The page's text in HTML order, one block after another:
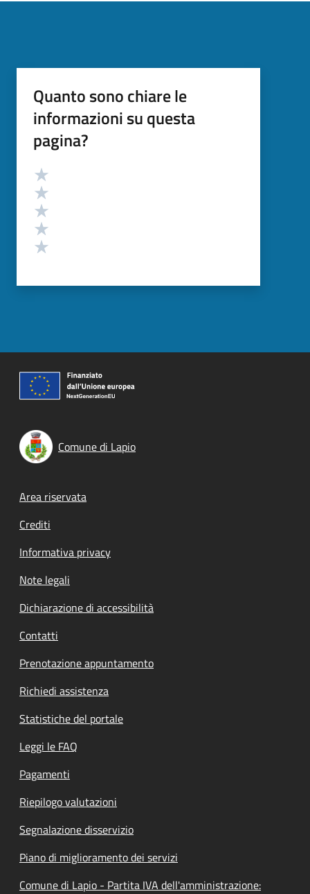
Quanto sono chiare le
informazioni su questa
pagina?
Valutazione
Comune di Lapio
Footer menu
Area riservata
Crediti
Informativa privacy
Note legali
Dichiarazione di accessibilità
Contatti
Prenotazione appuntamento
Richiedi assistenza
Statistiche del portale
Leggi le FAQ
Pagamenti
Riepilogo valutazioni
Segnalazione disservizio
Piano di miglioramento dei servizi
Comune di Lapio - Partita IVA dell'amministrazione: